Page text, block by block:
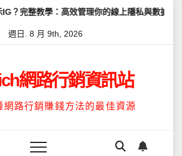
效管理你的線上隱私與數據安全 怎麼讓
週日. 8 月 9th, 2026
網路行銷資訊站
網路行銷賺錢方法的最佳資源